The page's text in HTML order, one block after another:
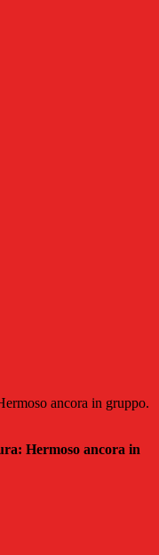
ancora in gruppo.
Hermoso ancora in